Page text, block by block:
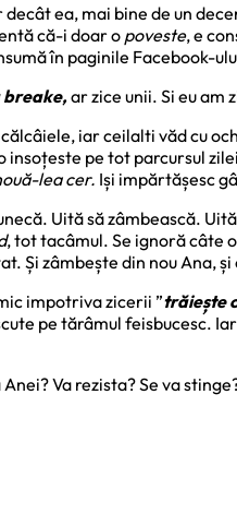
ea, mai bine de un
că-i doar o poveste, e
în paginile Facebook-
breake,ar zice unii. Si eu am
iar ceilalti văd cu
insoțeste pe tot parcursul
lea cer. Iși impărtășesc
Uită să zâmbească.
, tot tacâmul. Se ignoră câte
Și zâmbește din nou Ana,
impotriva zicerii ”trăiește
pe tărâmul feisbucesc.
Va rezista? Se va